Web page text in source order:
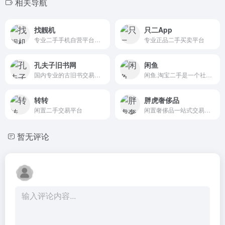
找靓机 只二App
专业正品二手买卖平台
孔夫子旧书网 闲鱼
转转
闲置二手交易平台
胖虎奢侈品
暂无评论